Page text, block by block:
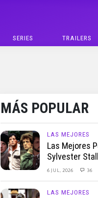
SERIES TRAILERS
MÁS POPULAR
LAS MEJORES
Las Mejores
Sylvester
6 JUL, 2026 36
LAS MEJORES